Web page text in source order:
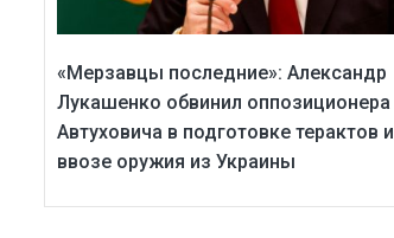
«Мерзавцы последние»: Александр
Лукашенко обвинил оппозиционера
Автуховича в подготовке терактов и
ввозе оружия из Украины